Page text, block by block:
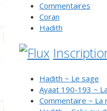
Commentaires
Coran
Hadith
Hadith ~ Le sage
Ayaat 190-193 ~
Commentaire ~ La